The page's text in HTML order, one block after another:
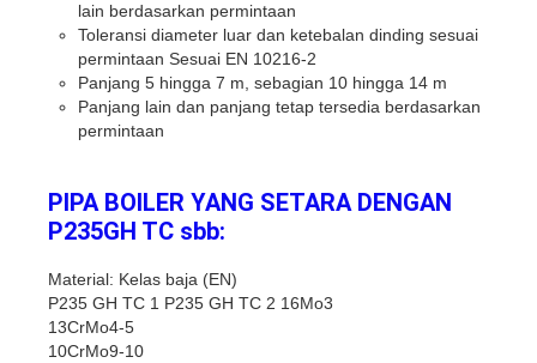
lain berdasarkan permintaan
Toleransi diameter luar dan ketebalan dinding sesuai
permintaan Sesuai EN 10216-2
Panjang 5 hingga 7 m, sebagian 10 hingga 14 m
Panjang lain dan panjang tetap tersedia berdasarkan
permintaan
PIPA BOILER YANG SETARA DENGAN
P235GH TC sbb:
Material: Kelas baja (EN)
P235 GH TC 1 P235 GH TC 2 16Mo3
13CrMo4-5
10CrMo9-10